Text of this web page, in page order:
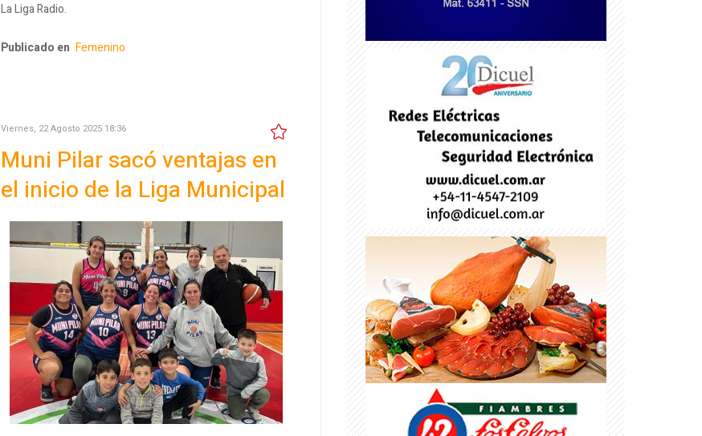
La Liga Radio.
Publicado en Femenino
Viernes, 22 Agosto 2025 18:36
Muni Pilar sacó ventajas en
el inicio de la Liga Municipal